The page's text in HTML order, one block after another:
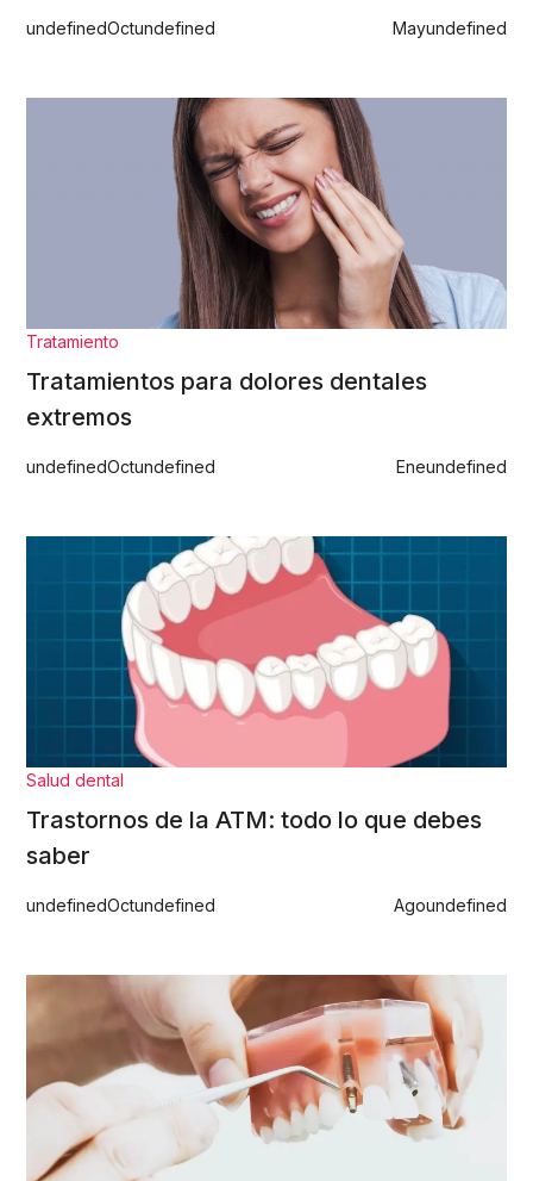
undefinedOctundefined Mayundefined
Tratamiento
Tratamientos para dolores dentales
extremos
undefinedOctundefined Eneundefined
Salud dental
Trastornos de la ATM: todo lo que debes
saber
undefinedOctundefined Agoundefined